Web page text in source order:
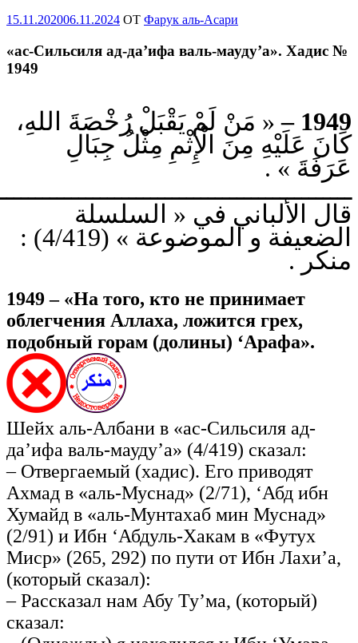
Опубликовано
15.11.202006.11.2024 OT Фарук аль-Асари
«ас-Сильсиля ад-да’ифа валь-мауду’а». Хадис №
1949
1949 –
« مَنْ لَمْ يَقْبَلْ رُخْصَةَ اللهِ،
كَانَ عَلَيْهِ مِنَ الْإِثْمِ مِثْلُ جِبَالِ
عَرَفَةَ » .
ـــــــــــــــــــــــــــــــــــــــــــــــــ
قال الألباني في « السلسلة
الضعيفة و الموضوعة » (4/419) :
منكر ‎.
1949 – «На того, кто не принимает
облегчения Аллаха, ложится грех,
подобный горам (долины) ‘Арафа».
Шейх аль-Албани в «ас-Сильсиля ад-
да’ифа валь-мауду’а» (4/419) сказал:
– Отвергаемый (хадис). Его приводят
Ахмад в «аль-Муснад» (2/71), ‘Абд ибн
Хумайд в «аль-Мунтахаб мин Муснад»
(2/91) и Ибн ‘Абдуль-Хакам в «Футух
Миср» (265, 292) по пути от Ибн Лахи’а,
(который сказал):
– Рассказал нам Абу Ту’ма, (который)
сказал: